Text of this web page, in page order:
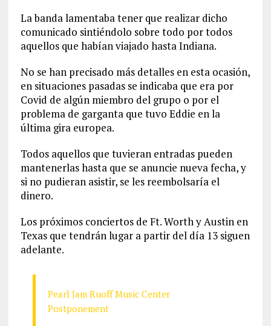
La banda lamentaba tener que realizar dicho
comunicado sintiéndolo sobre todo por todos
aquellos que habían viajado hasta Indiana.
No se han precisado más detalles en esta ocasión,
en situaciones pasadas se indicaba que era por
Covid de algún miembro del grupo o por el
problema de garganta que tuvo Eddie en la
última gira europea.
Todos aquellos que tuvieran entradas pueden
mantenerlas hasta que se anuncie nueva fecha, y
si no pudieran asistir, se les reembolsaría el
dinero.
Los próximos conciertos de Ft. Worth y Austin en
Texas que tendrán lugar a partir del día 13 siguen
adelante.
Pearl Jam Ruoff Music Center
Postponement